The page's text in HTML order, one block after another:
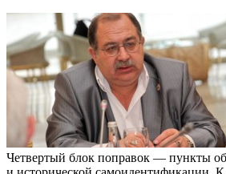
Четвертый блок поправок — пункты